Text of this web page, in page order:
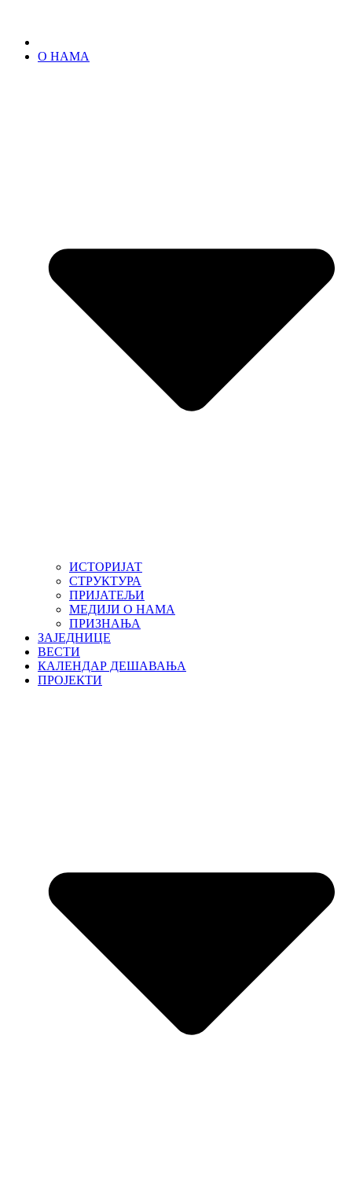
О НАМА
ИСТОРИЈАТ
СТРУКТУРА
ПРИЈАТЕЉИ
МЕДИЈИ О НАМА
ПРИЗНАЊА
ЗАЈЕДНИЦЕ
ВЕСТИ
КАЛЕНДАР ДЕШАВАЊА
ПРОЈЕКТИ